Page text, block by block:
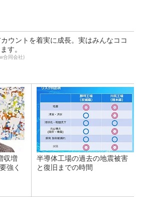
ウントを着実に成長。実はみんなココ
す。
合同会社)
収増
強く
半導体工場の過去の地震被害
と復旧までの時間